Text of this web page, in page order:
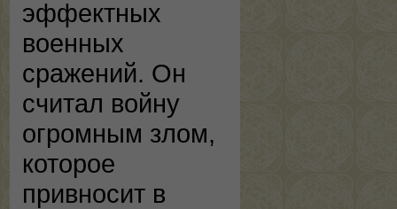
эффектных
военных
сражений. Он
считал войну
огромным злом,
которое
привносит в